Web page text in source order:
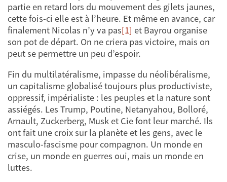
partie en retard lors du mouvement des gilets jaunes,
cette fois-ci elle est à l’heure. Et même en avance, car
finalement Nicolas n’y va pas[1] et Bayrou organise
son pot de départ. On ne criera pas victoire, mais on
peut se permettre un peu d’espoir.
Fin du multilatéralisme, impasse du néolibéralisme,
un capitalisme globalisé toujours plus productiviste,
oppressif, impérialiste : les peuples et la nature sont
assiégés. Les Trump, Poutine, Netanyahou, Bolloré,
Arnault, Zuckerberg, Musk et Cie font leur marché. Ils
ont fait une croix sur la planète et les gens, avec le
masculo-fascisme pour compagnon. Un monde en
crise, un monde en guerres oui, mais un monde en
luttes.